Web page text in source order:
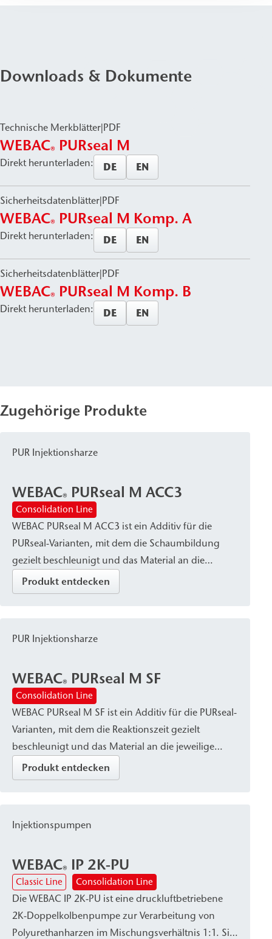
Downloads & Dokumente
Technische Merkblätter|PDF
WEBAC® PURseal M
Direkt herunterladen: DE EN
Sicherheitsdatenblätter|PDF
WEBAC® PURseal M Komp. A
Direkt herunterladen: DE EN
Sicherheitsdatenblätter|PDF
WEBAC® PURseal M Komp. B
Direkt herunterladen: DE EN
Zugehörige Produkte
PUR Injektionsharze
WEBAC® PURseal M ACC3
Consolidation Line
WEBAC PURseal M ACC3 ist ein Additiv für die
PURseal-Varianten, mit dem die Schaumbildung
gezielt beschleunigt und das Material an die
jeweilige Situation und Anwendung angepasst
werden kann.
Produkt entdecken
PUR Injektionsharze
WEBAC® PURseal M SF
Consolidation Line
WEBAC PURseal M SF ist ein Additiv für die PURseal-
Varianten, mit dem die Reaktionszeit gezielt
beschleunigt und das Material an die jeweilige
Situation und Anwendung angepasst werden
kann.
Produkt entdecken
Injektionspumpen
WEBAC® IP 2K-PU
Classic Line Consolidation Line
Die WEBAC IP 2K-PU ist eine druckluftbetriebene
2K-Doppelkolbenpumpe zur Verarbeitung von
Polyurethanharzen im Mischungsverhältnis 1:1. Sie